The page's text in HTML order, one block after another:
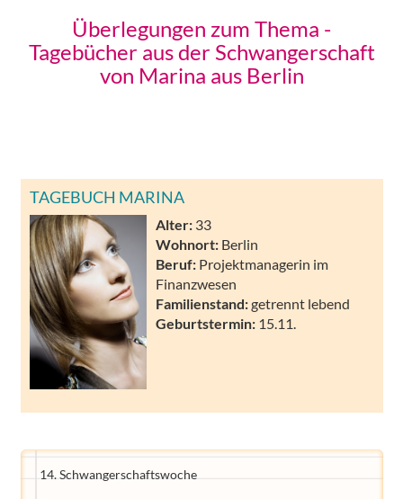
Überlegungen zum Thema -
Tagebücher aus der Schwangerschaft
von Marina aus Berlin
TAGEBUCH MARINA
Alter: 33
Wohnort: Berlin
Beruf: Projektmanagerin im
Finanzwesen
Familienstand:getrennt lebend
Geburtstermin: 15.11.
14. Schwangerschaftswoche